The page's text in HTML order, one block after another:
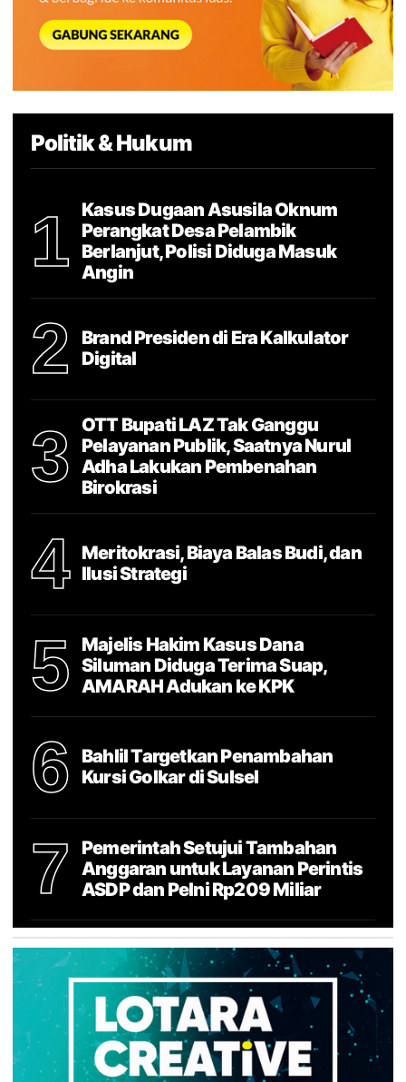
Politik & Hukum
1
Kasus Dugaan Asusila Oknum
Perangkat Desa Pelambik
Berlanjut, Polisi Diduga Masuk
Angin
2
Brand Presiden di Era Kalkulator
Digital
3
OTT Bupati LAZ Tak Ganggu
Pelayanan Publik, Saatnya Nurul
Adha Lakukan Pembenahan
Birokrasi
4
Meritokrasi, Biaya Balas Budi, dan
Ilusi Strategi
5
Majelis Hakim Kasus Dana
Siluman Diduga Terima Suap,
AMARAH Adukan ke KPK
6
Bahlil Targetkan Penambahan
Kursi Golkar di Sulsel
7
Pemerintah Setujui Tambahan
Anggaran untuk Layanan Perintis
ASDP dan Pelni Rp209 Miliar